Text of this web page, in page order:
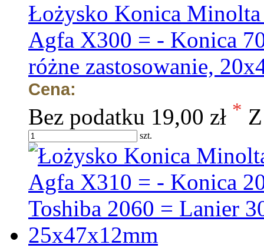
Łożysko Konica Minolta
Agfa X300 = - Konica
różne zastosowanie,
Cena:
Bez podatku 19,00 zł *
szt.